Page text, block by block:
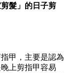
髮」的日子剪
甲，主要是認為
上剪指甲容易